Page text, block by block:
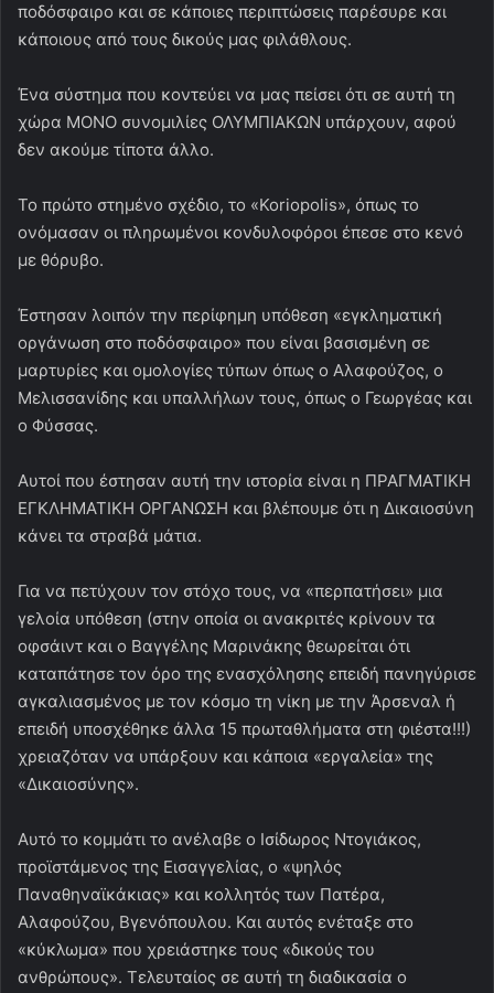
ποδόσφαιρο και σε κάποιες περιπτώσεις παρέσυρε και
κάποιους από τους δικούς μας φιλάθλους.
Ένα σύστημα που κοντεύει να μας πείσει ότι σε αυτή τη
χώρα ΜΟΝΟ συνομιλίες ΟΛΥΜΠΙΑΚΩΝ υπάρχουν, αφού
δεν ακούμε τίποτα άλλο.
Το πρώτο στημένο σχέδιο, το «Κοriopolis», όπως το
ονόμασαν οι πληρωμένοι κονδυλοφόροι έπεσε στο κενό
με θόρυβο.
Έστησαν λοιπόν την περίφημη υπόθεση «εγκληματική
οργάνωση στο ποδόσφαιρο» που είναι βασισμένη σε
μαρτυρίες και ομολογίες τύπων όπως ο Αλαφούζος, ο
Μελισσανίδης και υπαλλήλων τους, όπως ο Γεωργέας και
ο Φύσσας.
Αυτοί που έστησαν αυτή την ιστορία είναι η ΠΡΑΓΜΑΤΙΚΗ
ΕΓΚΛΗΜΑΤΙΚΗ ΟΡΓΑΝΩΣΗ και βλέπουμε ότι η Δικαιοσύνη
κάνει τα στραβά μάτια.
Για να πετύχουν τον στόχο τους, να «περπατήσει» μια
γελοία υπόθεση (στην οποία οι ανακριτές κρίνουν τα
οφσάιντ και ο Βαγγέλης Μαρινάκης θεωρείται ότι
καταπάτησε τον όρο της ενασχόλησης επειδή πανηγύρισε
αγκαλιασμένος με τον κόσμο τη νίκη με την Άρσεναλ ή
επειδή υποσχέθηκε άλλα 15 πρωταθλήματα στη φιέστα!!!)
χρειαζόταν να υπάρξουν και κάποια «εργαλεία» της
«Δικαιοσύνης».
Αυτό το κομμάτι το ανέλαβε ο Ισίδωρος Ντογιάκος,
προϊστάμενος της Εισαγγελίας, ο «ψηλός
Παναθηναϊκάκιας» και κολλητός των Πατέρα,
Αλαφούζου, Βγενόπουλου. Και αυτός ενέταξε στο
«κύκλωμα» που χρειάστηκε τους «δικούς του
ανθρώπους». Τελευταίος σε αυτή τη διαδικασία ο